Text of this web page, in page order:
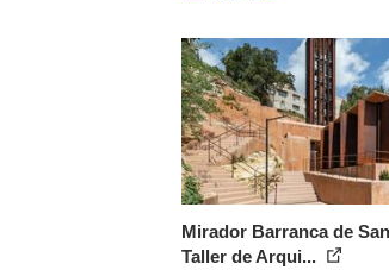
Mirador Barranca de
Taller de Arqui...